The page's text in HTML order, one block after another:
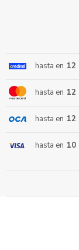
hasta en 12
hasta en 12
hasta en 12
hasta en 10
ENVIAR